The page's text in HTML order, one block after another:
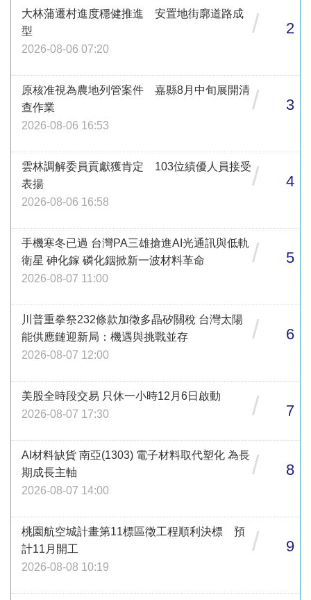
大林蒲遷村進度穩健推進 安置地街廓道路成
型
2026-08-06 07:20
/ 2
原核准視為農地列管案件 嘉縣8月中旬展開清
查作業
2026-08-06 16:53
/ 3
雲林調解委員貢獻獲肯定 103位績優人員接受
表揚
2026-08-06 16:58
/ 4
手機寒冬已過 台灣PA三雄搶進AI光通訊與低軌
衛星 砷化鎵 磷化銦掀新一波材料革命
2026-08-07 11:00
/ 5
川普重拳祭232條款加徵多晶矽關稅 台灣太陽
能供應鏈迎新局：機遇與挑戰並存
2026-08-07 12:00
/ 6
美股全時段交易 只休一小時12月6日啟動
2026-08-07 17:30
/ 7
AI材料缺貨 南亞(1303) 電子材料取代塑化 為長
期成長主軸
2026-08-07 14:00
/ 8
桃園航空城計畫第11標區徵工程順利決標 預
計11月開工
2026-08-08 10:19
/ 9